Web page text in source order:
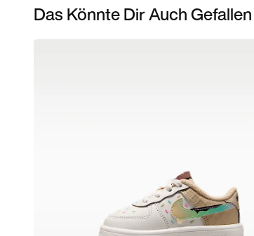
Das Könnte Dir Auch Gefallen